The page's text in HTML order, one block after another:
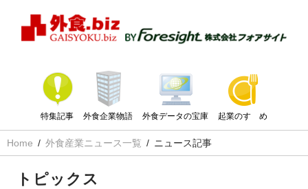
特集記事 外食企業物語 外食データの宝庫 起業のすゝめ
Home 外食産業ニュース一覧 ニュース記事
トピックス